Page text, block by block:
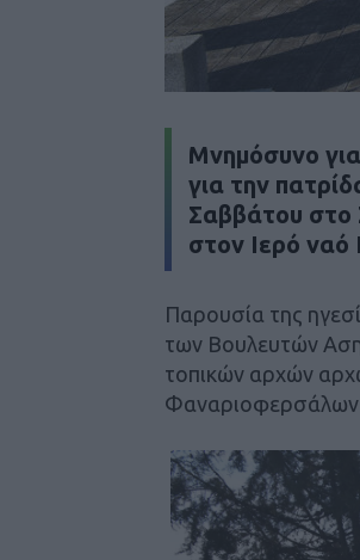
Μνημόσυνο
για την
Σαββάτου στο
στον Ιερό
Παρουσία της
των Βουλευτών
τοπικών αρχών
Φαναριοφερσάλων